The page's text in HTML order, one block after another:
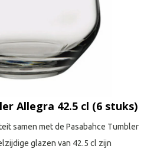
Allegra 42.5 cl (6 stuks)
samen met de Pasabahce Tumbler
glazen van 42.5 cl zijn